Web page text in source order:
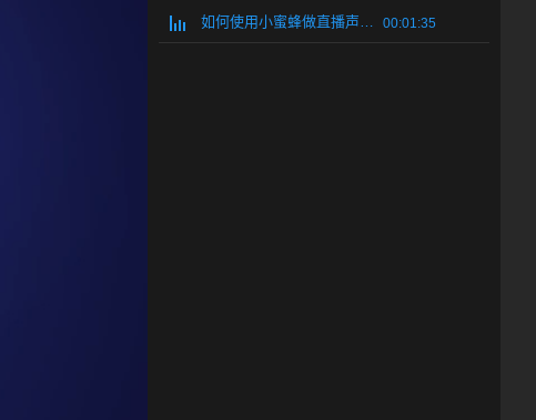
如何使用小蜜蜂做直播声音源 00:01:35